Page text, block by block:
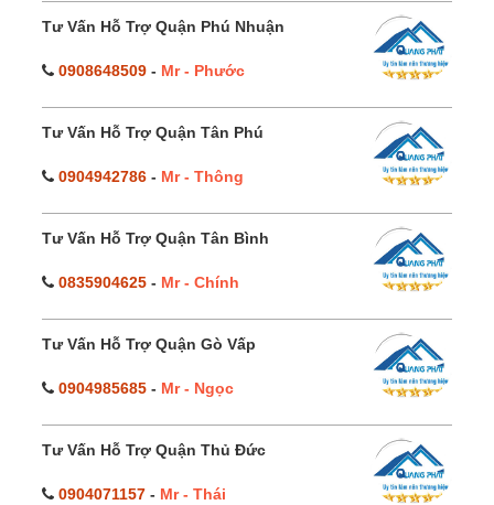
Tư Vấn Hỗ Trợ Quận Phú Nhuận
0908648509 - Mr - Phước
Tư Vấn Hỗ Trợ Quận Tân Phú
0904942786 - Mr - Thông
Tư Vấn Hỗ Trợ Quận Tân Bình
0835904625 - Mr - Chính
Tư Vấn Hỗ Trợ Quận Gò Vấp
0904985685 - Mr - Ngọc
Tư Vấn Hỗ Trợ Quận Thủ Đức
0904071157 - Mr - Thái